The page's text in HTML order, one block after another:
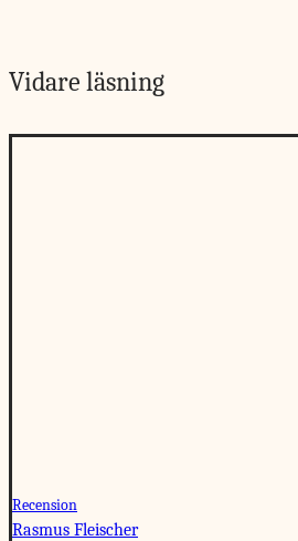
Vidare läsning
Recension
Rasmus Fleischer